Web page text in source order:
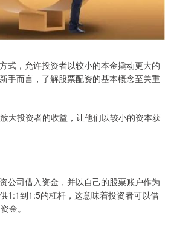
式，允许投资者以较小的本金撬动更大的
手而言，了解股票配资的基本概念至关重
大投资者的收益，让他们以较小的资本获
公司借入资金，并以自己的股票账户作为
1:1到1:5的杠杆，这意味着投资者可以借
金。